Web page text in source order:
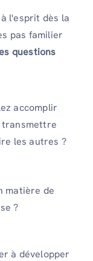
l'esprit dès la
pas familier
questions
accomplir
transmettre
les autres ?
matière de
?
à développer